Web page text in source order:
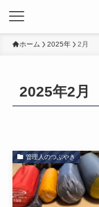
ホーム 2025年 2月
2025年2月
管理人のつぶやき